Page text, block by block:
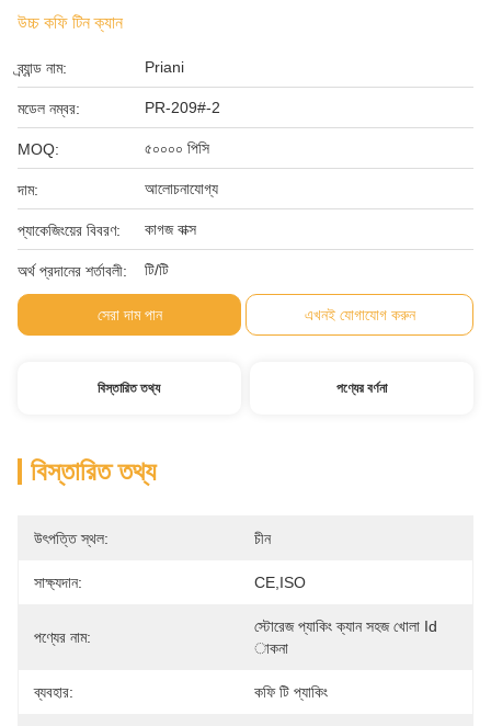
উচ্চ কফি টিন ক্যান
ব্র্যান্ড নাম: Priani
মডেল নম্বর: PR-209#-2
MOQ: ৫০০০০ পিসি
দাম: আলোচনাযোগ্য
প্যাকেজিংয়ের বিবরণ: কাগজ বাক্স
অর্থ প্রদানের শর্তাবলী: টি/টি
সেরা দাম পান এখনই যোগাযোগ করুন
বিস্তারিত তথ্য পণ্যের বর্ণনা
বিস্তারিত তথ্য
উৎপত্তি স্থল: চীন
সাক্ষ্যদান: CE,ISO
পণ্যের নাম:
স্টোরেজ প্যাকিং ক্যান সহজ খোলা Id
াকনা
ব্যবহার: কফি টি প্যাকিং